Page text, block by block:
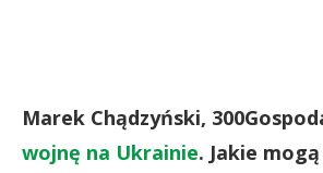
Marek Chądzyński,
wojnę na Ukrainie. Jakie